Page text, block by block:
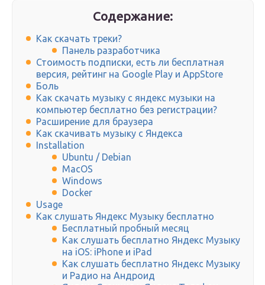
Содержание:
Как скачать треки?
Панель разработчика
Стоимость подписки, есть ли бесплатная
версия, рейтинг на Google Play и AppStore
Боль
Как скачать музыку с яндекс музыки на
компьютер бесплатно без регистрации?
Расширение для браузера
Как скачивать музыку с Яндекса
Installation
Ubuntu / Debian
MacOS
Windows
Docker
Usage
Как слушать Яндекс Музыку бесплатно
Бесплатный пробный месяц
Как слушать бесплатно Яндекс Музыку
на iOS: iPhone и iPad
Как слушать бесплатно Яндекс Музыку
и Радио на Андроид